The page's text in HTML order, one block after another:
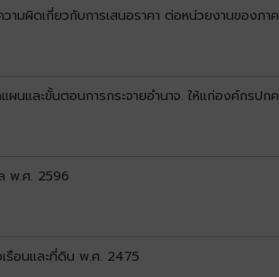
มผิดเกี่ยวกับการเสนอราคา ต่อหน่วยงานของภา
นและขั้นตอนการกระจายอํานาจ. ให้แก่องค์กรป
พ.ศ. 2596
อนและที่ดิน พ.ศ. 2475